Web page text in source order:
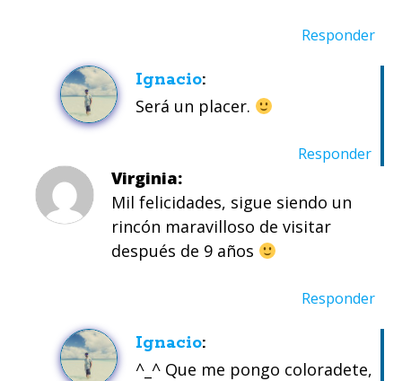
Responder
Ignacio
Será un placer.
Responder
Virginia
Mil felicidades, sigue siendo un
rincón maravilloso de visitar
después de 9 años
Responder
Ignacio
^_^ Que me pongo coloradete,